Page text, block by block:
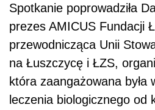
Spotkanie poprowadziła
prezes AMICUS Fundacji
przewodnicząca Unii
na Łuszczycę i ŁZS,
która zaangażowana była
leczenia biologicznego od